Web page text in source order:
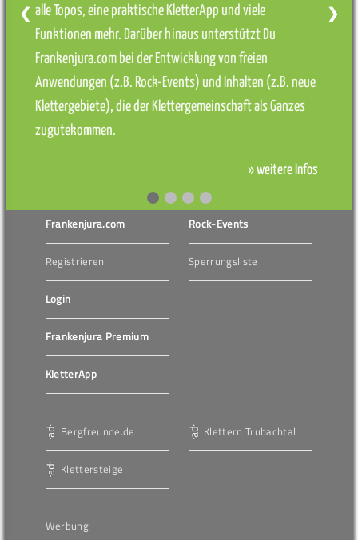
alle Topos, eine praktische KletterApp und viele
Funktionen mehr. Darüber hinaus unterstützt Du
Frankenjura.com bei der Entwicklung von freien
Anwendungen (z.B. Rock-Events) und Inhalten (z.B. neue
Klettergebiete), die der Klettergemeinschaft als Ganzes
zugutekommen.
» weitere Infos
❮ ❯
Frankenjura.com
Registrieren
Login
Frankenjura Premium
KletterApp
Rock-Events
Sperrungsliste
Bergfreunde.de
Klettersteige
Klettern Trubachtal
Werbung